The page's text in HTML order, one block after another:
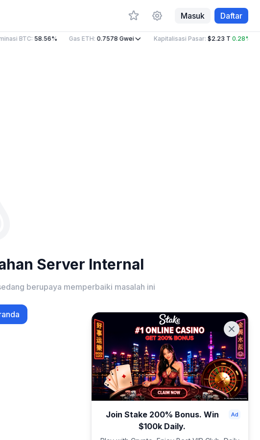
Masuk Daftar
BTC:58.56% Gas ETH:0.7578Gwei Kapitalisasi Pasar:$2.23 T 0.28%
Server Internal
berupaya memperbaiki masalah ini
Join Stake 200% Bonus. Win
$100k Daily.